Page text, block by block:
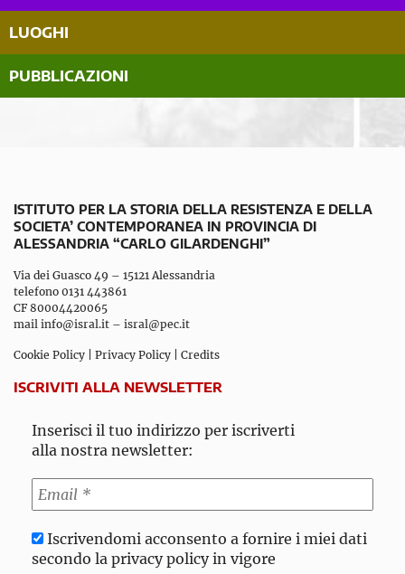
LUOGHI
PUBBLICAZIONI
ISTITUTO PER LA STORIA DELLA RESISTENZA E DELLA
SOCIETA’ CONTEMPORANEA IN PROVINCIA DI
ALESSANDRIA “CARLO GILARDENGHI”
Via dei Guasco 49 – 15121 Alessandria
telefono 0131 443861
CF 80004420065
mail info@isral.it – isral@pec.it
Cookie Policy Privacy Policy Credits
ISCRIVITI ALLA NEWSLETTER
Inserisci il tuo indirizzo per iscriverti
alla nostra newsletter:
Iscrivendomi acconsento a fornire i miei dati
secondo la privacy policy in vigore